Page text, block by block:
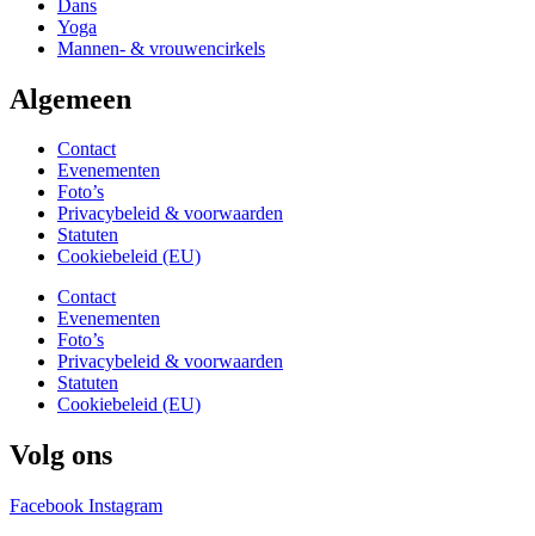
Dans
Yoga
Mannen- & vrouwencirkels
Algemeen
Contact
Evenementen
Foto’s
Privacybeleid & voorwaarden
Statuten
Cookiebeleid (EU)
Contact
Evenementen
Foto’s
Privacybeleid & voorwaarden
Statuten
Cookiebeleid (EU)
Volg ons
Facebook Instagram